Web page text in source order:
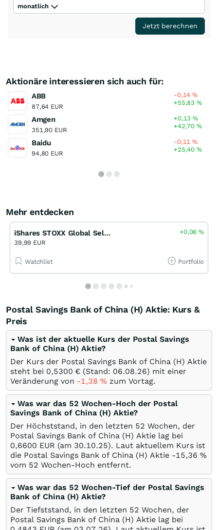
monatlich
Jetzt berechnen
Aktionäre interessieren sich auch für:
ABB
87,64 EUR
-0,14%
+55,83%
Amgen
351,90 EUR
+0,13%
+42,70%
Baidu
94,80 EUR
-0,11%
+25,40%
Mehr entdecken
iShares STOXX Global Select Dividend 100 UCITS ETF (DE)
39,99 EUR
+0,06%
Watchlist Portfolio
Postal Savings Bank of China (H) Aktie: Kurs &
Preis
Was ist der aktuelle Kurs der Postal Savings
Bank of China (H) Aktie?
Der Kurs der Postal Savings Bank of China (H) Aktie
steht bei 0,5300 € (Stand: 06.08.26) mit einer
Veränderung von -1,38 % zum Vortag.
Was war das 52 Wochen-Hoch der Postal
Savings Bank of China (H) Aktie?
Der Höchststand, in den letzten 52 Wochen, der
Postal Savings Bank of China (H) Aktie lag bei
0,6600 EUR (am 30.10.25). Laut aktuellem Kurs ist
die Postal Savings Bank of China (H) Aktie -15,36 %
vom 52 Wochen-Hoch entfernt.
Was war das 52 Wochen-Tief der Postal Savings
Bank of China (H) Aktie?
Der Tiefststand, in den letzten 52 Wochen, der
Postal Savings Bank of China (H) Aktie lag bei